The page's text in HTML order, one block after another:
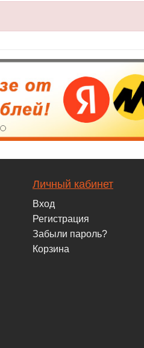
Личный кабинет
Вход
Регистрация
Забыли пароль?
Корзина